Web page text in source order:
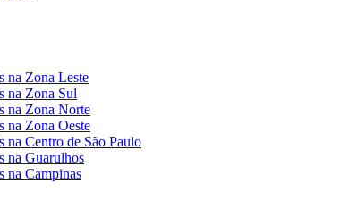
na Zona Leste
na Zona Sul
na Zona Norte
na Zona Oeste
na Centro de São Paulo
na Guarulhos
na Campinas